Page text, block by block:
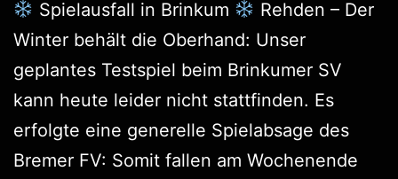
Spielausfall in Brinkum
Rehden – Der
Winter behält die Oberhand: Unser
geplantes Testspiel beim Brinkumer SV
kann heute leider nicht stattfinden. Es
erfolgte eine generelle Spielabsage des
Bremer FV: Somit fallen am Wochenende